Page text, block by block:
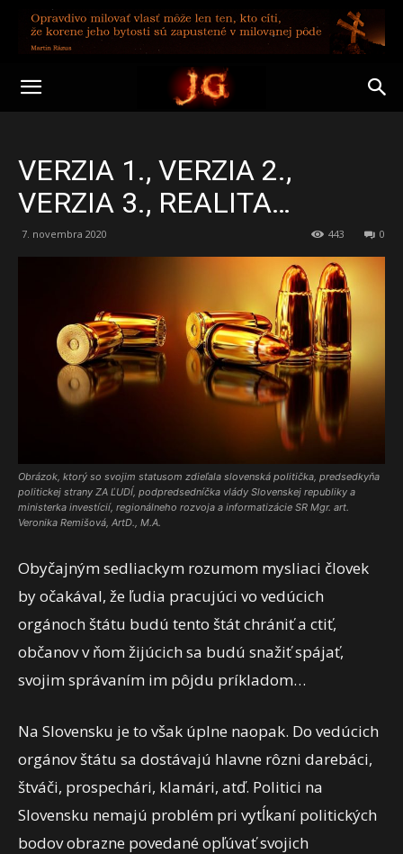
VERZIA 1., VERZIA 2.,
VERZIA 3., REALITA…
7. novembra 2020 0
443
Obrázok, ktorý so svojim statusom zdieľala slovenská politička, predsedkyňa
politickej strany ZA ĽUDÍ, podpredsedníčka vlády Slovenskej republiky a
ministerka investícií, regionálneho rozvoja a informatizácie SR Mgr. art.
Veronika Remišová, ArtD., M.A.
Obyčajným sedliackym rozumom mysliaci človek
by očakával, že ľudia pracujúci vo vedúcich
orgánoch štátu budú tento štát chrániť a ctiť,
občanov v ňom žijúcich sa budú snažiť spájať,
svojim správaním im pôjdu príkladom…
Na Slovensku je to však úplne naopak. Do vedúcich
orgánov štátu sa dostávajú hlavne rôzni darebáci,
štváči, prospechári, klamári, atď. Politici na
Slovensku nemajú problém pri vytĺkaní politických
bodov obrazne povedané opľúvať svojich